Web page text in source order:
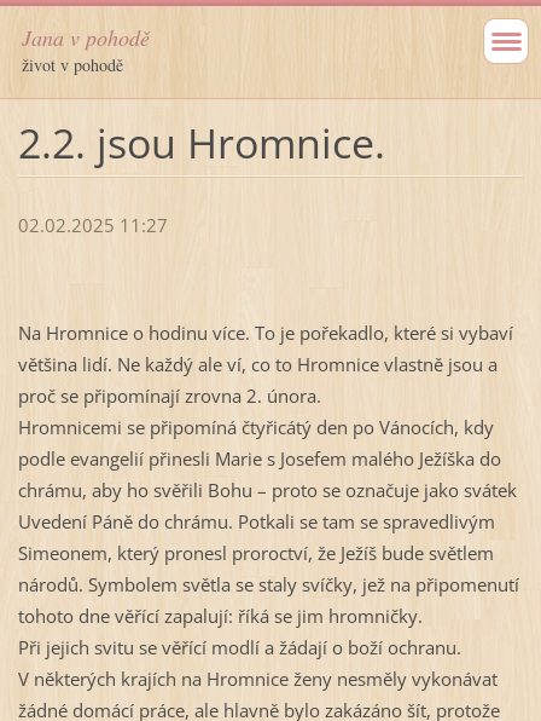
Jana v pohodě
život v pohodě
2.2. jsou Hromnice.
02.02.2025 11:27
Na Hromnice o hodinu více. To je pořekadlo, které si vybaví
většina lidí. Ne každý ale ví, co to Hromnice vlastně jsou a
proč se připomínají zrovna 2. února.
Hromnicemi se připomíná čtyřicátý den po Vánocích, kdy
podle evangelií přinesli Marie s Josefem malého Ježíška do
chrámu, aby ho svěřili Bohu – proto se označuje jako svátek
Uvedení Páně do chrámu. Potkali se tam se spravedlivým
Simeonem, který pronesl proroctví, že Ježíš bude světlem
národů. Symbolem světla se staly svíčky, jež na připomenutí
tohoto dne věřící zapalují: říká se jim hromničky.
Při jejich svitu se věřící modlí a žádají o boží ochranu.
V některých krajích na Hromnice ženy nesměly vykonávat
žádné domácí práce, ale hlavně bylo zakázáno šít, protože